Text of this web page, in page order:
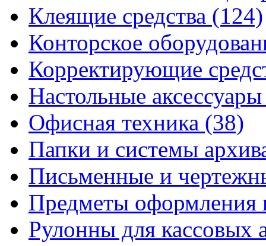
Клеящие средства (124)
Конторское
Корректирующие
Настольные
Офисная техника (38)
Папки и системы
Письменные и
Предметы оформления
Рулонны для кассовых